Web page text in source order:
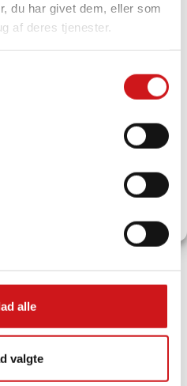
du har givet dem, eller som
af deres tjenester.
alle
valgte
vi teknologier som cookies til at
Hvis du giver dit